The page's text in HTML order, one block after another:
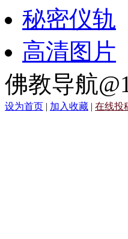
秘密仪轨
高清图片
佛教导航
设为首页 | 加入收藏 | 在线投